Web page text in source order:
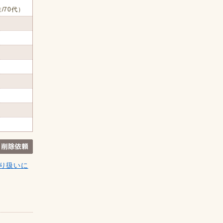
70代）
扱いに